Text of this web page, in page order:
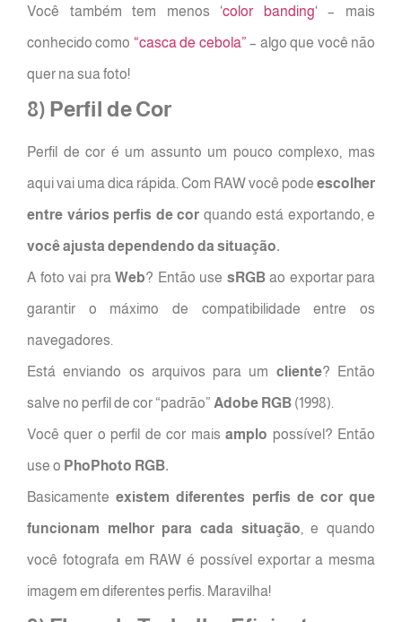
Você também tem menos ‘color banding‘ – mais
conhecido como “casca de cebola” – algo que você não
quer na sua foto!
8) Perfil de Cor
Perfil de cor é um assunto um pouco complexo, mas
aqui vai uma dica rápida. Com RAW você pode escolher
entre vários perfis de cor quando está exportando, e
você ajusta dependendo da situação.
A foto vai pra Web? Então use sRGBao exportar para
garantir o máximo de compatibilidade entre os
navegadores.
Está enviando os arquivos para um cliente? Então
salve no perfil de cor “padrão” Adobe RGB (1998).
Você quer o perfil de cor maisamplo possível? Então
use o PhoPhoto RGB.
Basicamenteexistem diferentes perfis de cor que
funcionam melhor para cada situação, e quando
você fotografa em RAW é possível exportar a mesma
imagem em diferentes perfis. Maravilha!